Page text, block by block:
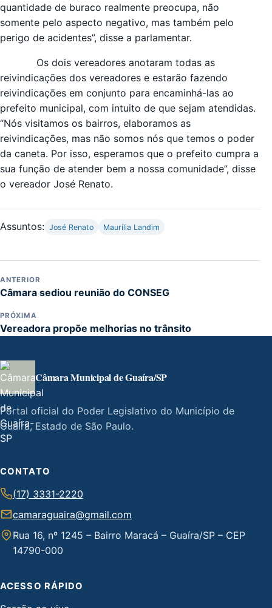
quantidade de buraco realmente preocupa, não
somente pelo aspecto negativo, mas também pelo
perigo de acidentes”, disse a parlamentar.
Os dois vereadores anotaram todas as
reivindicações dos vereadores e estarão fazendo
reivindicações em conjunto para encaminhá-las ao
prefeito municipal, com intuito de que sejam atendidas.
“Nós visitamos os bairros, elaboramos as
reivindicações, mas não somos nós que temos o poder
da caneta. Por isso, esperamos que o prefeito cumpra a
sua função de atender bem a nossa comunidade”, disse
o vereador José Renato.
Assuntos: José Renato Maurília Landim
ANTERIOR
Câmara sediou reunião do CONSEG
PRÓXIMA
Vereadora propõe melhorias no trânsito
Câmara Municipal de Guaíra/SP
Portal oficial do Poder Legislativo do Município de
Guaíra, Estado de São Paulo.
CONTATO
(17) 3331-2220
camaraguaira@gmail.com
Rua 16, nº 1245 – Bairro Maracá – Guaíra/SP – CEP
14790-000
ACESSO RÁPIDO